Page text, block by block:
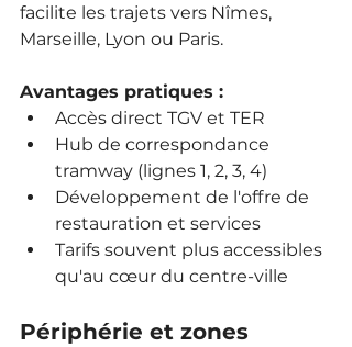
facilite les trajets vers Nîmes,
Marseille, Lyon ou Paris.
Avantages pratiques :
Accès direct TGV et TER
Hub de correspondance
tramway (lignes 1, 2, 3, 4)
Développement de l'offre de
restauration et services
Tarifs souvent plus accessibles
qu'au cœur du centre-ville
Périphérie et zones